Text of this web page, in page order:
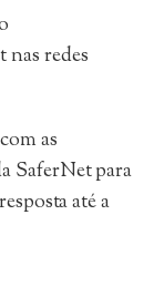
redes
as
SaferNet para
até a